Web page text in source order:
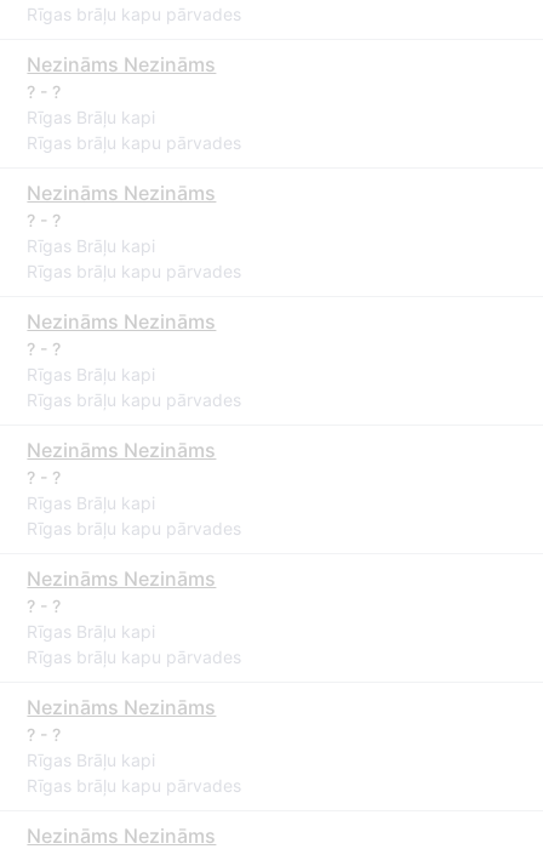
Rīgas brāļu kapu pārvades
Nezināms Nezināms
? - ?
Rīgas Brāļu kapi
Rīgas brāļu kapu pārvades
Nezināms Nezināms
? - ?
Rīgas Brāļu kapi
Rīgas brāļu kapu pārvades
Nezināms Nezināms
? - ?
Rīgas Brāļu kapi
Rīgas brāļu kapu pārvades
Nezināms Nezināms
? - ?
Rīgas Brāļu kapi
Rīgas brāļu kapu pārvades
Nezināms Nezināms
? - ?
Rīgas Brāļu kapi
Rīgas brāļu kapu pārvades
Nezināms Nezināms
? - ?
Rīgas Brāļu kapi
Rīgas brāļu kapu pārvades
Nezināms Nezināms